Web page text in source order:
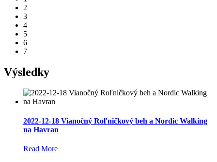
2
3
4
5
6
7
Výsledky
2022-12-18 Vianočný Roľničkový beh a Nordic Walking
na Havran
Read More